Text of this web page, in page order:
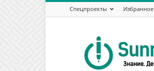
Спецпроекты Избранное